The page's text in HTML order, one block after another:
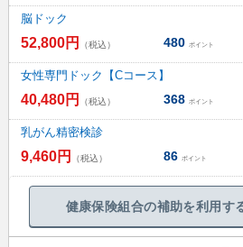
脳ドック
52,800円 （税込） 480 ポイント
女性専門ドック【Cコース】
40,480円 （税込） 368 ポイント
乳がん精密検診
9,460円 （税込） 86 ポイント
健康保険組合の補助を利用す